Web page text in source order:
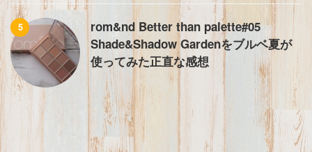
5
rom&nd Better than palette#05
Shade&Shadow Gardenをブルベ夏が
使ってみた正直な感想